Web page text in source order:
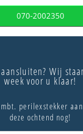
070-2002350
Wij
week voor u klaar!
perilexstekker
deze ochtend nog!